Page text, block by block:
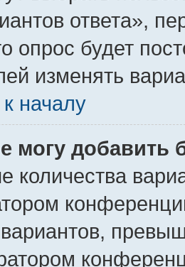
ответа»,
опрос будет
изменять
началу
могу добавить
количества
вариантов,